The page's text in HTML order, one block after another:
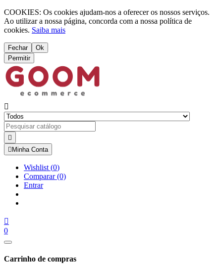
COOKIES: Os cookies ajudam-nos a oferecer os nossos serviços.
Ao utilizar a nossa página, concorda com a nossa política de
cookies. Saiba mais
Fechar
Ok
Permitir


 Minha Conta
Wishlist (0)
Comparar(0)
Entrar

0
Carrinho de compras